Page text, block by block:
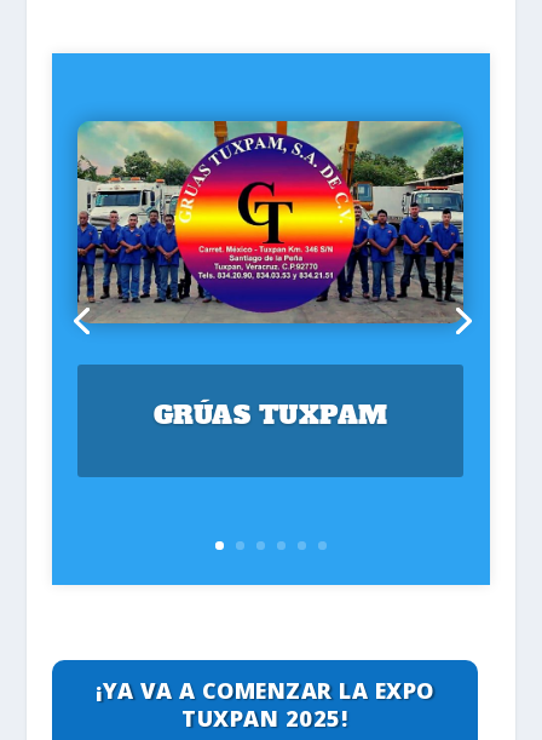
GRÚAS TUXPAM
¡YA VA A COMENZAR LA EXPO
TUXPAN 2025!